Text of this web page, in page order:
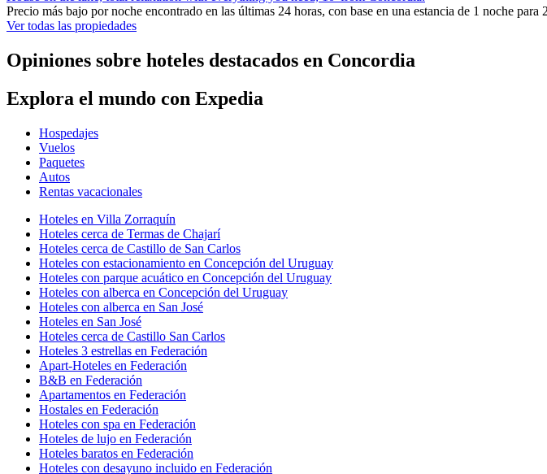
Precio más bajo por noche encontrado en las últimas 24 horas, con base en una estancia de 1 noche
Ver todas las propiedades
Opiniones sobre hoteles destacados en Concordia
Explora el mundo con Expedia
Hospedajes
Vuelos
Paquetes
Autos
Rentas vacacionales
Hoteles en Villa Zorraquín
Hoteles cerca de Termas de Chajarí
Hoteles cerca de Castillo de San Carlos
Hoteles con estacionamiento en Concepción del Uruguay
Hoteles con parque acuático en Concepción del Uruguay
Hoteles con alberca en Concepción del Uruguay
Hoteles con alberca en San José
Hoteles en San José
Hoteles cerca de Castillo San Carlos
Hoteles 3 estrellas en Federación
Apart-Hoteles en Federación
B&B en Federación
Apartamentos en Federación
Hostales en Federación
Hoteles con spa en Federación
Hoteles de lujo en Federación
Hoteles baratos en Federación
Hoteles con desayuno incluido en Federación